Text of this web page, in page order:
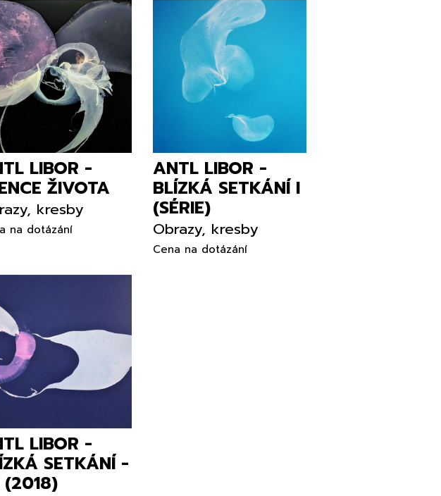
LIBOR -
ŽIVOTA
kresby
na dotázání
ANTL LIBOR -
BLÍZKÁ SETKÁNÍ I
(SÉRIE)
Obrazy, kresby
Cena na dotázání
LIBOR -
SETKÁNÍ -
(2018)